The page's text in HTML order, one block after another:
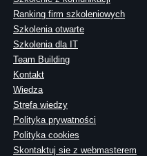
Ranking firm szkoleniowych
Szkolenia otwarte
Szkolenia dla IT
Team Building
Kontakt
Wiedza
Strefa wiedzy
Polityka prywatności
Polityka cookies
Skontaktuj sie z webmasterem